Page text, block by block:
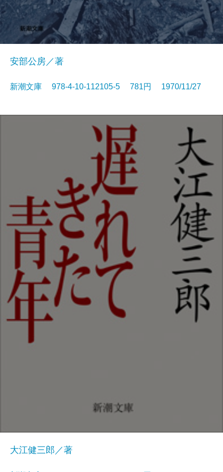
安部公房／著
新潮文庫 978-4-10-112105-5 781円 1970/11/27
大江健三郎／著